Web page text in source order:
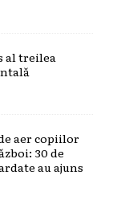
al treilea
aer copiilor
30 de
au ajuns